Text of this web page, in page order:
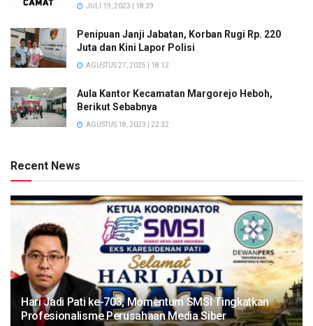
JULI 19, 2023 | 18:39
Penipuan Janji Jabatan, Korban Rugi Rp. 220
Juta dan Kini Lapor Polisi
AGUSTUS 27, 2025 | 18:12
Aula Kantor Kecamatan Margorejo Heboh,
Berikut Sebabnya
AGUSTUS 18, 2023 | 22:32
Recent News
Hari Jadi Pati ke-703, Momentum SMSI Tingkatkan
Profesionalisme Perusahaan Media Siber